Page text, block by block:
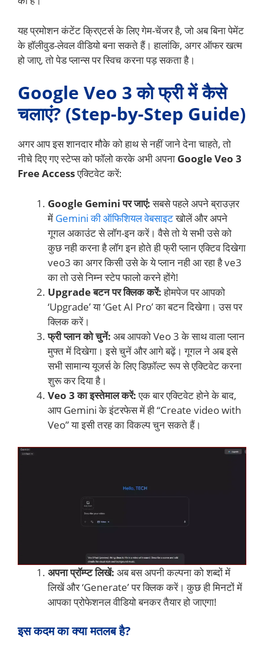
यह प्रमोशन कंटेंट क्रिएटर्स के लिए गेम-चेंजर है, जो अब बिना पेमेंट
के हॉलीवुड-लेवल वीडियो बना सकते हैं। हालांकि, अगर ऑफर खत्म
हो जाए, तो पेड प्लान्स पर स्विच करना पड़ सकता है।
Google Veo 3 को फ्री में कैसे
चलाएं? (Step-by-Step Guide)
अगर आप इस शानदार मौके को हाथ से नहीं जाने देना चाहते, तो
नीचे दिए गए स्टेप्स को फॉलो करके अभी अपना Google Veo 3
Free Accessएक्टिवेट करें:
Google Gemini पर जाएं:सबसे पहले अपने ब्राउज़र
में Gemini की ऑफिशियल वेबसाइटखोलें और अपने
गूगल अकाउंट से लॉग-इन करें। वैसे तो ये सभी उसे को
कुछ नही करना है लॉग इन होते ही फ्री प्लान एक्टिव दिखेगा
veo3 का अगर किसी उसे के ये प्लान नही आ रहा है ve3
का तो उसे निम्न स्टेप फालो करने होंगे!
Upgrade बटन पर क्लिक करें:होमपेज पर आपको
‘Upgrade’ या ‘Get AI Pro’ का बटन दिखेगा। उस पर
क्लिक करें।
फ्री प्लान को चुनें: अब आपको Veo 3 के साथ वाला प्लान
मुफ्त में दिखेगा। इसे चुनें और आगे बढ़ें। गूगल ने अब इसे
सभी सामान्य यूजर्स के लिए डिफ़ॉल्ट रूप से एक्टिवेट करना
शुरू कर दिया है।
Veo 3 का इस्तेमाल करें:एक बार एक्टिवेट होने के बाद,
आप Gemini के इंटरफेस में ही “Create video with
Veo” या इसी तरह का विकल्प चुन सकते हैं।
अपना प्रॉम्प्ट लिखें: अब बस अपनी कल्पना को शब्दों में
लिखें और ‘Generate’ पर क्लिक करें। कुछ ही मिनटों में
आपका प्रोफेशनल वीडियो बनकर तैयार हो जाएगा!
इस कदम का क्या मतलब है?